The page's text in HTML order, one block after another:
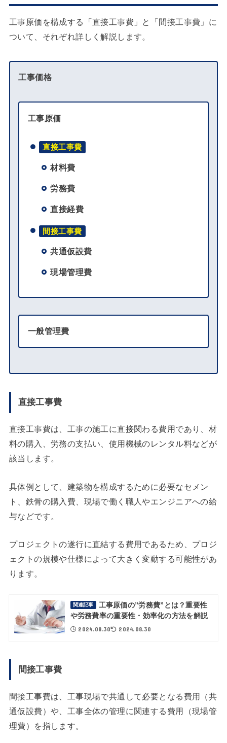
工事原価を構成する「直接工事費」と「間接工事費」に
ついて、それぞれ詳しく解説します。
工事価格
工事原価
直接工事費
材料費
労務費
直接経費
間接工事費
共通仮設費
現場管理費
一般管理費
直接工事費
直接工事費は、工事の施工に直接関わる費用であり、材
料の購入、労務の支払い、使用機械のレンタル料などが
該当します。
具体例として、建築物を構成するために必要なセメン
ト、鉄骨の購入費、現場で働く職人やエンジニアへの給
与などです。
プロジェクトの遂行に直結する費用であるため、プロジ
ェクトの規模や仕様によって大きく変動する可能性があ
ります。
関連記事
工事原価の”労務費”とは？重要性
や労務費率の重要性・効率化の方法を解説
2024.08.30 2024.08.30
間接工事費
間接工事費は、工事現場で共通して必要となる費用（共
通仮設費）や、工事全体の管理に関連する費用（現場管
理費）を指します。